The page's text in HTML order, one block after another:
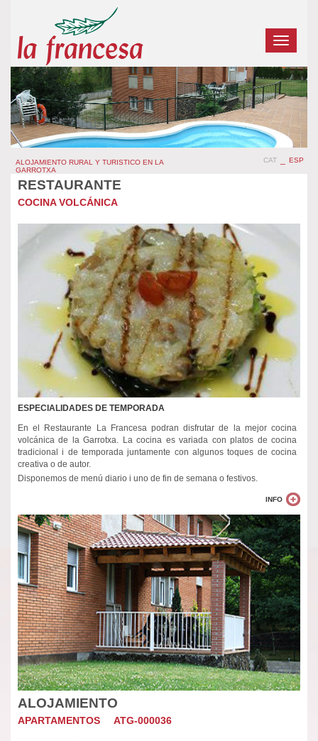
Toggle
ALOJAMIENTO RURAL Y TURISTICO EN LA
GARROTXA
CAT ESP
RESTAURANTE
COCINA VOLCÁNICA
ESPECIALIDADES DE TEMPORADA
En el Restaurante La Francesa podran disfrutar de la mejor cocina
volcánica de la Garrotxa. La cocina es variada con platos de cocina
tradicional i de temporada juntamente con algunos toques de cocina
creativa o de autor.
Disponemos de menú diario i uno de fin de semana o festivos.
INFO
ALOJAMIENTO
APARTAMENTOS ATG-000036